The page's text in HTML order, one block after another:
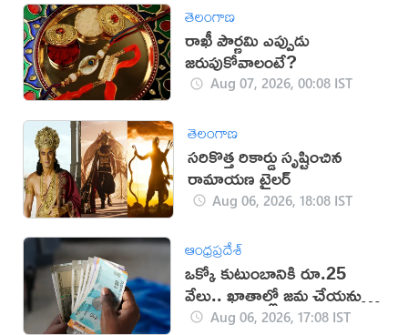
తెలంగాణ
రాఖీ పౌర్ణమి ఎప్పుడు
జరుపుకోవాలంటే?
Aug 07, 2026, 00:08 IST
తెలంగాణ
సరికొత్త రికార్డు సృష్టించిన
రామాయణ ట్రైలర్‌
Aug 06, 2026, 18:08 IST
ఆంధ్రప్రదేశ్
ఒక్కో కుటుంబానికి రూ.25
వేలు.. ఖాతాల్లో జ‌మ చేయ‌నున్న
ప్ర‌భుత్వం..!
Aug 06, 2026, 17:08 IST